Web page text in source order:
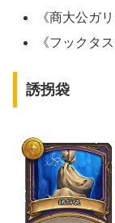
《商大公ガ
《フックタ
誘拐袋